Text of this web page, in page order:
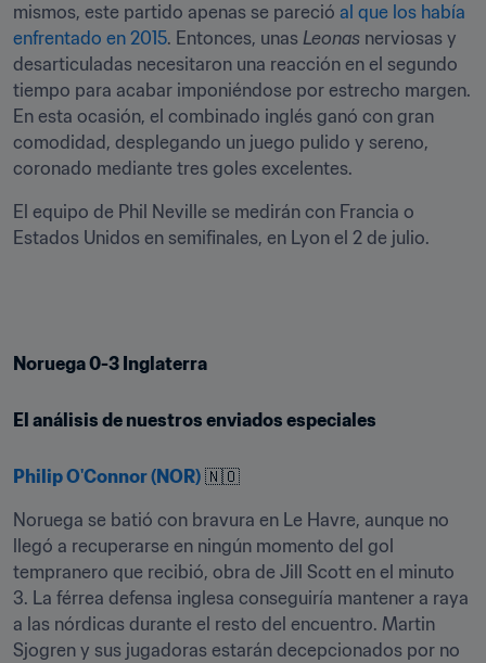
mismos, este partido apenas se pareció al que los había
enfrentado en 2015. Entonces, unas Leonas nerviosas y
desarticuladas necesitaron una reacción en el segundo
tiempo para acabar imponiéndose por estrecho margen.
En esta ocasión, el combinado inglés ganó con gran
comodidad, desplegando un juego pulido y sereno,
coronado mediante tres goles excelentes.
El equipo de Phil Neville se medirán con Francia o
Estados Unidos en semifinales, en Lyon el 2 de julio.
Noruega 0-3 Inglaterra
El análisis de nuestros enviados especiales
Philip O'Connor (NOR) 🇳🇴
Noruega se batió con bravura en Le Havre, aunque no
llegó a recuperarse en ningún momento del gol
tempranero que recibió, obra de Jill Scott en el minuto
3. La férrea defensa inglesa conseguiría mantener a raya
a las nórdicas durante el resto del encuentro. Martin
Sjogren y sus jugadoras estarán decepcionados por no